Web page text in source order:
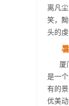
离凡
笑，
头的
厦
是一
有的
优美